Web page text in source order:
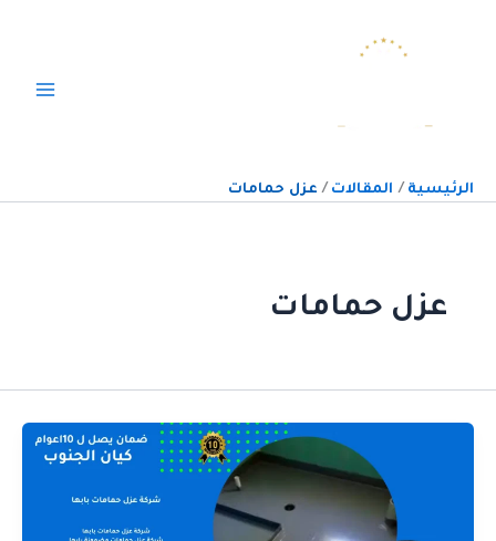
الرئيسية المقالات عزل حمامات
عزل حمامات